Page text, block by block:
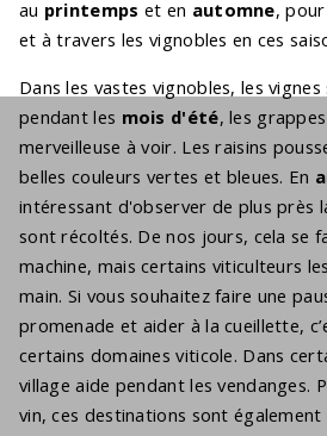
au printemps et en automne,
et à travers les vignobles en ces
Dans les vastes vignobles, les
pendant les mois d'été, les
merveilleuse à voir. Les raisins
belles couleurs vertes et bleues. En
intéressant d'observer de plus près
sont récoltés. De nos jours, cela se
machine, mais certains viticulteurs
main. Si vous souhaitez faire une
promenade et aider à la cueillette,
certains domaines viticole. Dans
village aide pendant les vendanges.
vin, ces destinations sont également